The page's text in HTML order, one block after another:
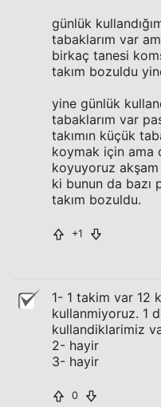
günlük
tabaklarım var
birkaç tanesi
takım bozuldu
yine günlük
tabaklarım var
takımın küçük
koymak için ama
koyuyoruz
ki bunun da bazı
takım bozuldu.
+1
1- 1 takim var 12
kullanmiyoruz. 1
kullandiklarimiz
2- hayir
3- hayir
0